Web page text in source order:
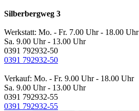
Silberbergweg 3
Werkstatt: Mo. - Fr. 7.00 Uhr - 18.00 Uhr
Sa. 9.00 Uhr - 13.00 Uhr
0391 792932-50
0391 792932-50
Verkauf: Mo. - Fr. 9.00 Uhr - 18.00 Uhr
Sa. 9.00 Uhr - 13.00 Uhr
0391 792932-55
0391 792932-55